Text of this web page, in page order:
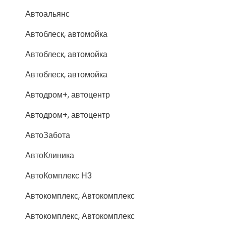
Автоальянс
Автоблеск, автомойка
Автоблеск, автомойка
Автоблеск, автомойка
Автодром+, автоцентр
Автодром+, автоцентр
АвтоЗабота
АвтоКлиника
АвтоКомплекс Н3
Автокомплекс, Автокомплекс
Автокомплекс, Автокомплекс